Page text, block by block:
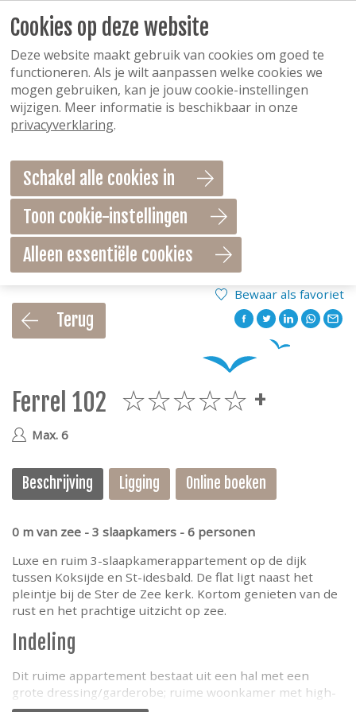
Bewaar als favoriet
Terug
Ferrel 102
Max. 6
Beschrijving Ligging Online boeken
0 m van zee - 3 slaapkamers - 6 personen
Luxe en ruim 3-slaapkamerappartement op de dijk
tussen Koksijde en St-idesbald. De flat ligt naast het
pleintje bij de Ster de Zee kerk. Kortom genieten van de
rust en het prachtige uitzicht op zee.
Indeling
Dit ruime appartement bestaat uit een hal met een
grote dressing/garderobe; ruime woonkamer met high-
Cookies op deze website
Deze website maakt gebruik van cookies om goed te
functioneren. Als je wilt aanpassen welke cookies we
mogen gebruiken, kan je jouw cookie-instellingen
wijzigen. Meer informatie is beschikbaar in onze
privacyverklaring.
Schakel alle cookies in
Toon cookie-instellingen
Alleen essentiële cookies